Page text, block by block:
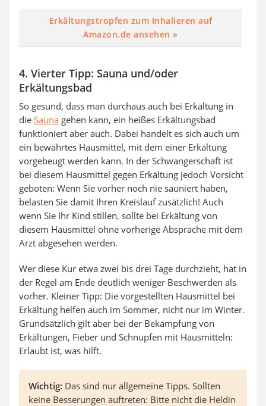
Erkältungstropfen zum Inhalieren auf
Amazon.de ansehen »
4. Vierter Tipp: Sauna und/oder
Erkältungsbad
So gesund, dass man durchaus auch bei Erkältung in
die Sauna gehen kann, ein heißes Erkältungsbad
funktioniert aber auch. Dabei handelt es sich auch um
ein bewährtes Hausmittel, mit dem einer Erkältung
vorgebeugt werden kann. In der Schwangerschaft ist
bei diesem Hausmittel gegen Erkältung jedoch Vorsicht
geboten: Wenn Sie vorher noch nie sauniert haben,
belasten Sie damit Ihren Kreislauf zusätzlich! Auch
wenn Sie Ihr Kind stillen, sollte bei Erkältung von
diesem Hausmittel ohne vorherige Absprache mit dem
Arzt abgesehen werden.
Wer diese Kur etwa zwei bis drei Tage durchzieht, hat in
der Regel am Ende deutlich weniger Beschwerden als
vorher. Kleiner Tipp: Die vorgestellten Hausmittel bei
Erkältung helfen auch im Sommer, nicht nur im Winter.
Grundsätzlich gilt aber bei der Bekämpfung von
Erkältungen, Fieber und Schnupfen mit Hausmitteln:
Erlaubt ist, was hilft.
Wichtig: Das sind nur allgemeine Tipps. Sollten
keine Besserungen auftreten: Bitte nicht die Heldin